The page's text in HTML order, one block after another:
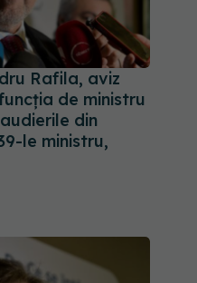
Rafila, aviz
de ministru
din
le ministru,